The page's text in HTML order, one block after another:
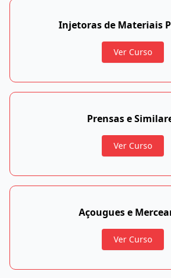
Injetoras de Materiais
Ver Curso
Prensas e
Ver Curso
Açougues e
Ver Curso